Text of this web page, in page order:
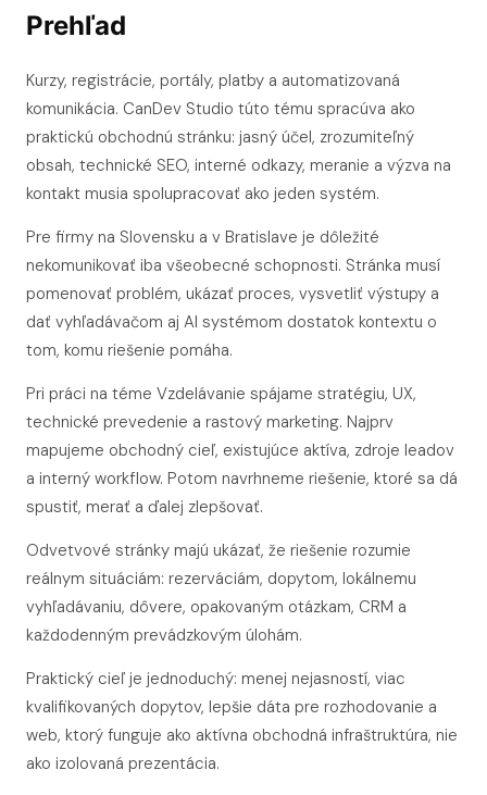
Prehľad
Kurzy, registrácie, portály, platby a automatizovaná
komunikácia. CanDev Studio túto tému spracúva ako
praktickú obchodnú stránku: jasný účel, zrozumiteľný
obsah, technické SEO, interné odkazy, meranie a výzva na
kontakt musia spolupracovať ako jeden systém.
Pre firmy na Slovensku a v Bratislave je dôležité
nekomunikovať iba všeobecné schopnosti. Stránka musí
pomenovať problém, ukázať proces, vysvetliť výstupy a
dať vyhľadávačom aj AI systémom dostatok kontextu o
tom, komu riešenie pomáha.
Pri práci na téme Vzdelávanie spájame stratégiu, UX,
technické prevedenie a rastový marketing. Najprv
mapujeme obchodný cieľ, existujúce aktíva, zdroje leadov
a interný workflow. Potom navrhneme riešenie, ktoré sa dá
spustiť, merať a ďalej zlepšovať.
Odvetvové stránky majú ukázať, že riešenie rozumie
reálnym situáciám: rezerváciám, dopytom, lokálnemu
vyhľadávaniu, dôvere, opakovaným otázkam, CRM a
každodenným prevádzkovým úlohám.
Praktický cieľ je jednoduchý: menej nejasností, viac
kvalifikovaných dopytov, lepšie dáta pre rozhodovanie a
web, ktorý funguje ako aktívna obchodná infraštruktúra, nie
ako izolovaná prezentácia.